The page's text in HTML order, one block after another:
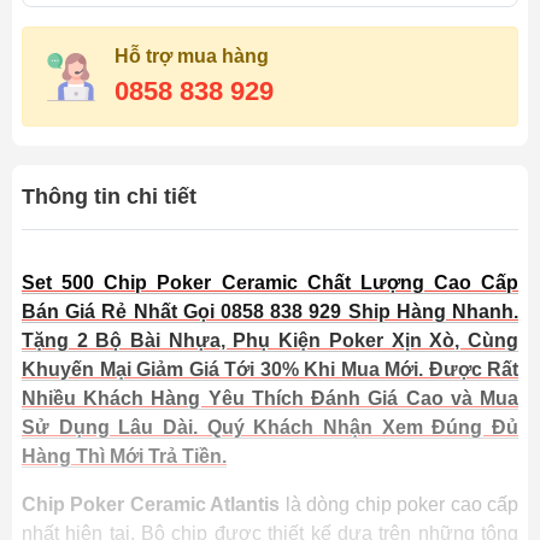
Hỗ trợ mua hàng
0858 838 929
Thông tin chi tiết
Set 500 Chip Poker Ceramic Chất Lượng Cao Cấp
Bán Giá Rẻ Nhất Gọi 0858 838 929 Ship Hàng Nhanh.
Tặng 2 Bộ Bài Nhựa, Phụ Kiện Poker Xịn Xò, Cùng
Khuyến Mại Giảm Giá Tới 30% Khi Mua Mới. Được Rất
Nhiều Khách Hàng Yêu Thích Đánh Giá Cao và Mua
Sử Dụng Lâu Dài. Quý Khách Nhận Xem Đúng Đủ
Hàng Thì Mới Trả Tiền.
Chip Poker Ceramic Atlantis là dòng chip poker cao cấp
nhất hiện tại, Bộ chip được thiết kế dựa trên những tông